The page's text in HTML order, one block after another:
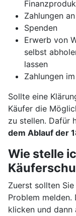
Zahlungen
Spenden
Erwerb von
selbst
lassen
Zahlungen
Sollte eine
Käufer die
zu stellen. Dafür
dem Ablauf der
Wie stelle
Zuerst sollten
Problem melden.
klicken und dann